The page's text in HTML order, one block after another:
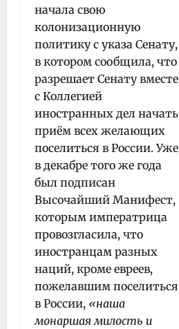
начала свою
колонизационную
политику с указа Сенату,
в котором сообщила, что
разрешает Сенату вместе
с Коллегией
иностранных дел начать
приём всех желающих
поселиться в России. Уже
в декабре того же года
был подписан
Высочайший Манифест,
которым императрица
провозгласила, что
иностранцам разных
наций, кроме евреев,
пожелавшим поселиться
в России, «наша
монаршая милость и